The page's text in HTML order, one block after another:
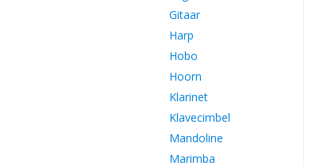
Gitaar
Harp
Hobo
Hoorn
Klarinet
Klavecimbel
Mandoline
Marimba